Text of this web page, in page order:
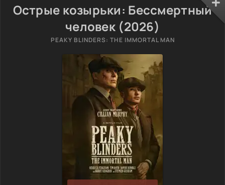
Острые козырьки: Бессмертный
человек (2026)
PEAKY BLINDERS: THE IMMORTAL MAN